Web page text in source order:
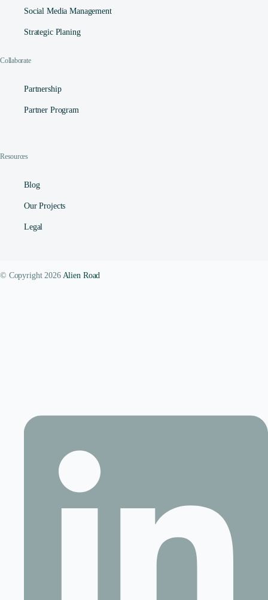
Social Media Management​
Strategic Planing
Collaborate
Partnership
Partner Program
Resources
Blog
Our Projects
Legal
© Copyright 2026 Alien Road